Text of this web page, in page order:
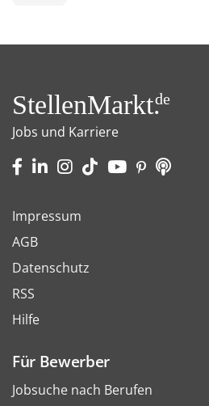
StellenMarkt.de
Jobs und Karriere
Impressum
AGB
Datenschutz
RSS
Hilfe
Für Bewerber
Jobsuche nach Berufen